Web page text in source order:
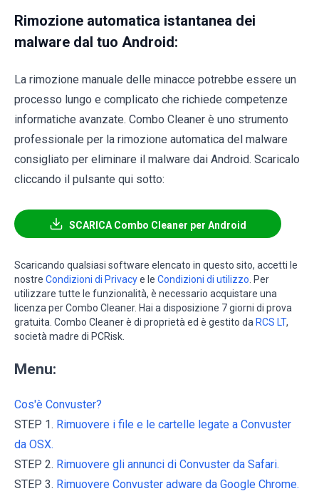
Rimozione automatica istantanea dei
malware dal tuo Android:
La rimozione manuale delle minacce potrebbe essere un
processo lungo e complicato che richiede competenze
informatiche avanzate. Combo Cleaner è uno strumento
professionale per la rimozione automatica del malware
consigliato per eliminare il malware dai Android. Scaricalo
cliccando il pulsante qui sotto:
SCARICA Combo Cleaner per Android
Scaricando qualsiasi software elencato in questo sito, accetti le
nostre Condizioni di Privacye le Condizioni di utilizzo . Per
utilizzare tutte le funzionalità, è necessario acquistare una
licenza per Combo Cleaner. Hai a disposizione 7 giorni di prova
gratuita. Combo Cleaner è di proprietà ed è gestito da RCS LT,
società madre di PCRisk.
Menu:
Cos'è Convuster?
STEP 1. Rimuovere i file e le cartelle legate a Convuster
da OSX.
STEP 2. Rimuovere gli annunci di Convuster da Safari.
STEP 3. Rimuovere Convuster adware da Google Chrome.